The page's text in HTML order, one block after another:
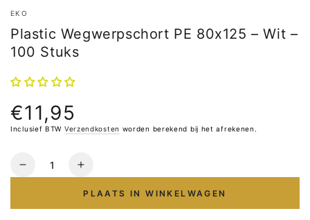
EKO
Plastic Wegwerpschort PE 80x125 – Wit –
100 Stuks
Normale
prijs
€11,95
Inclusief BTW Verzendkosten worden berekend bij het afrekenen.
Hoeveelheid
Verlaag
Verhoog
aantal
PLAATS IN WINKELWAGEN